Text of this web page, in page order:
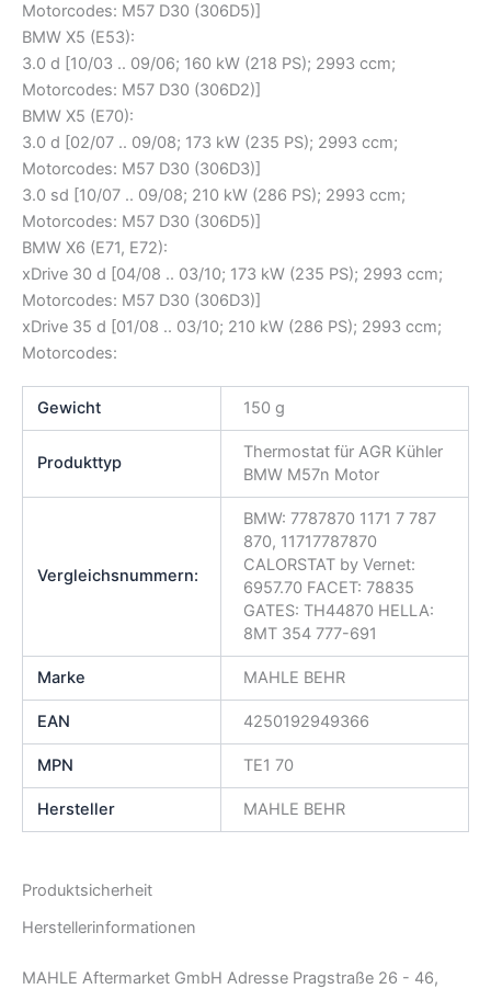
Motorcodes: M57 D30 (306D5)]
BMW X5 (E53):
3.0 d [10/03 .. 09/06; 160 kW (218 PS); 2993 ccm;
Motorcodes: M57 D30 (306D2)]
BMW X5 (E70):
3.0 d [02/07 .. 09/08; 173 kW (235 PS); 2993 ccm;
Motorcodes: M57 D30 (306D3)]
3.0 sd [10/07 .. 09/08; 210 kW (286 PS); 2993 ccm;
Motorcodes: M57 D30 (306D5)]
BMW X6 (E71, E72):
xDrive 30 d [04/08 .. 03/10; 173 kW (235 PS); 2993 ccm;
Motorcodes: M57 D30 (306D3)]
xDrive 35 d [01/08 .. 03/10; 210 kW (286 PS); 2993 ccm;
Motorcodes:
Gewicht 150 g
Produkttyp
Thermostat für AGR Kühler
BMW M57n Motor
Vergleichsnummern:
BMW: 7787870 1171 7 787
870, 11717787870
CALORSTAT by Vernet:
6957.70 FACET: 78835
GATES: TH44870 HELLA:
8MT 354 777-691
Marke MAHLE BEHR
EAN 4250192949366
MPN TE1 70
Hersteller MAHLE BEHR
Produktsicherheit
Herstellerinformationen
MAHLE Aftermarket GmbH Adresse Pragstraße 26 - 46,